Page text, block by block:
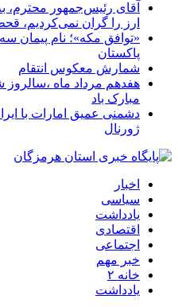
آقای رئیس‌جمهور محترم،
ارز را گران نمی‌کردیم،
«توافق مکه»؛ نام پیمان
پاکستان
شمارش معکوس انتقام
هفدهم مرداد ماه ،سالروز
مبارک باد
دشمنی عمیق امارات با
ژورنال
اخبار
سیاسی
یادداشت
اقتصادی
اجتماعی
خبر مهم
خانه ۲
یادداشت